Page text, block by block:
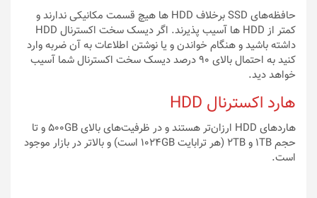
حافظه‌های SSD برخلاف HDD ها هیچ قسمت مکانیکی ندارند و
کمتر از HDD ها آسیب پذیرند. اگر دیسک سخت اکسترنال HDD
داشته باشید و هنگام خواندن و یا نوشتن اطلاعات به آن ضربه وارد
کنید به احتمال بالای 90 درصد دیسک سخت اکسترنال شما آسیب
خواهد دید.
هارد اکسترنال HDD
هاردهای HDD ارزان‌تر هستند و در ظرفیت‌های بالای 500GB و تا
حجم 1TB و 2TB (هر ترابایت 1024GB است) و بالاتر در بازار موجود
است.